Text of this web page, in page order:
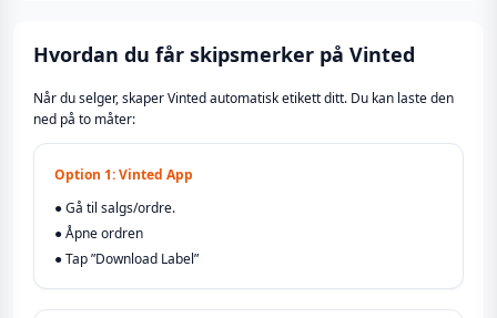
Hvordan du får skipsmerker på Vinted
Når du selger, skaper Vinted automatisk etikett ditt. Du kan laste den
ned på to måter:
Option 1: Vinted App
● Gå til salgs/ordre.
● Åpne ordren
● Tap ”Download Label”